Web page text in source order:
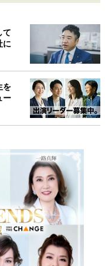
て
に
を
ー